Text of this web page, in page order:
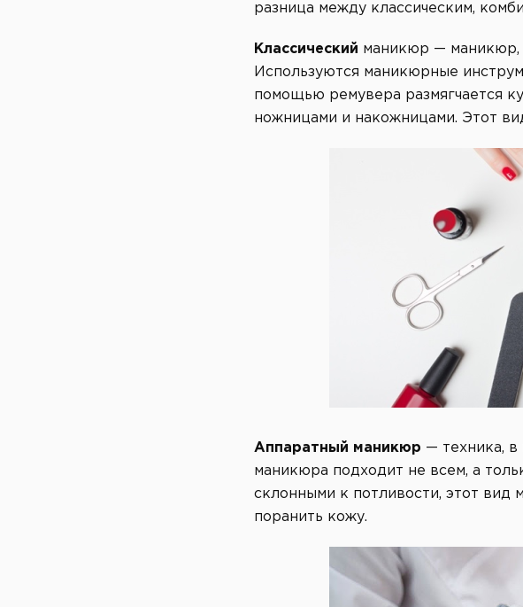
разница между классическим,
Классический маникюр — маникюр,
Используются маникюрные
помощью ремувера размягчается
ножницами и накожницами. Этот
Аппаратный маникюр — техника, в
маникюра подходит не всем, а
склонными к потливости, этот вид
поранить кожу.